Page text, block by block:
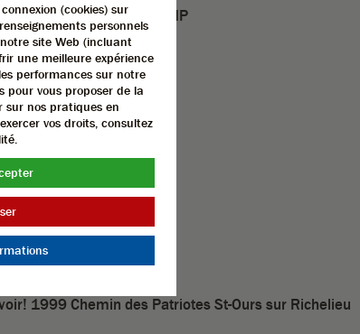
moteur maximum: 150 HP
à essence: 90 litres
de performance
1999 Chemin des Patriotes St-Ours sur Richelieu
(cookies) sur
personnels
site Web (incluant
une meilleure expérience
performances sur notre
pour vous proposer de la
sur nos pratiques en
vos droits, consultez